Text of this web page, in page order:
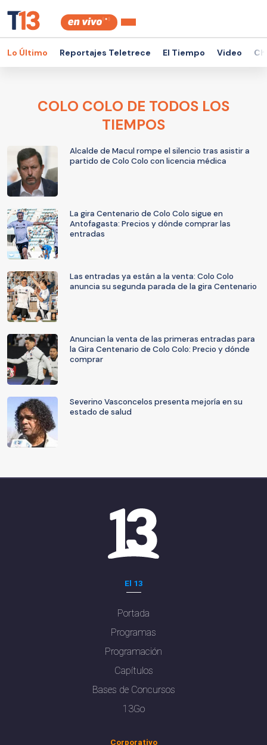
Lo Último Reportajes Teletrece El Tiempo Video
COLO COLO DE TODOS LOS
TIEMPOS
Alcalde de Macul rompe el silencio tras asistir a
partido de Colo Colo con licencia médica
La gira Centenario de Colo Colo sigue en
Antofagasta: Precios y dónde comprar las
entradas
Las entradas ya están a la venta: Colo Colo
anuncia su segunda parada de la gira Centenario
Anuncian la venta de las primeras entradas para
la Gira Centenario de Colo Colo: Precio y dónde
comprar
Severino Vasconcelos presenta mejoría en su
estado de salud
El 13
Portada
Programas
Programación
Capítulos
Bases de Concursos
13Go
Corporativo